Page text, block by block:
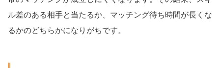
ル差のある相手と当たるか、マッチング待ち時間が長くな
るかのどちらかになりがちです。